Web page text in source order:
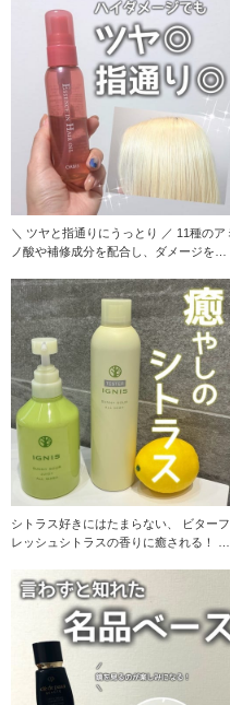
＼ ツヤと指通りにうっとり ／ 11種のアミ
ノ酸や補修成分を配合し、ダメージを受
シトラス好きにはたまらない、 ビターフ
レッシュシトラスの香りに癒される！ ◾︎